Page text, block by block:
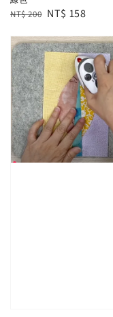
Regular
NT$ 200 Sale
NT$ 158